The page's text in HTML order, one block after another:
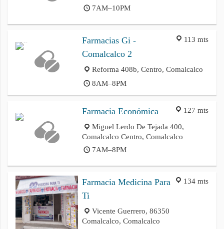
7AM–10PM
113 mts
Farmacias Gi -
Comalcalco 2
Reforma 408b, Centro, Comalcalco
8AM–8PM
127 mts
Farmacia Económica
Miguel Lerdo De Tejada 400,
Comalcalco Centro, Comalcalco
7AM–8PM
134 mts
Farmacia Medicina Para
Ti
Vicente Guerrero, 86350
Comalcalco, Comalcalco